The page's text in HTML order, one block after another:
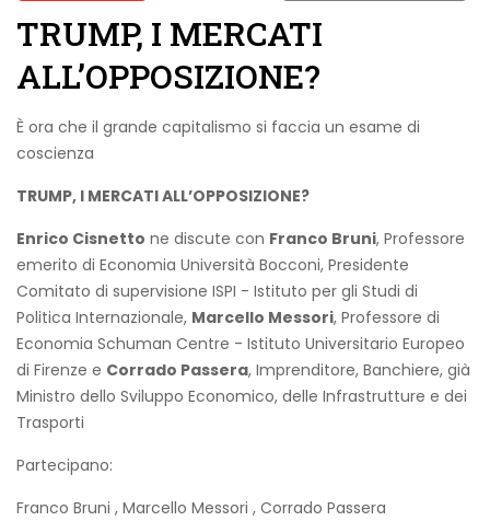
TRUMP, I MERCATI
ALL’OPPOSIZIONE?
È ora che il grande capitalismo si faccia un esame di
coscienza
TRUMP, I MERCATI ALL’OPPOSIZIONE?
Enrico Cisnetto ne discute con Franco Bruni, Professore
emerito di Economia Università Bocconi, Presidente
Comitato di supervisione ISPI - Istituto per gli Studi di
Politica Internazionale, Marcello Messori, Professore di
Economia Schuman Centre - Istituto Universitario Europeo
di Firenze e Corrado Passera, Imprenditore, Banchiere, già
Ministro dello Sviluppo Economico, delle Infrastrutture e dei
Trasporti
Partecipano:
Franco Bruni , Marcello Messori , Corrado Passera